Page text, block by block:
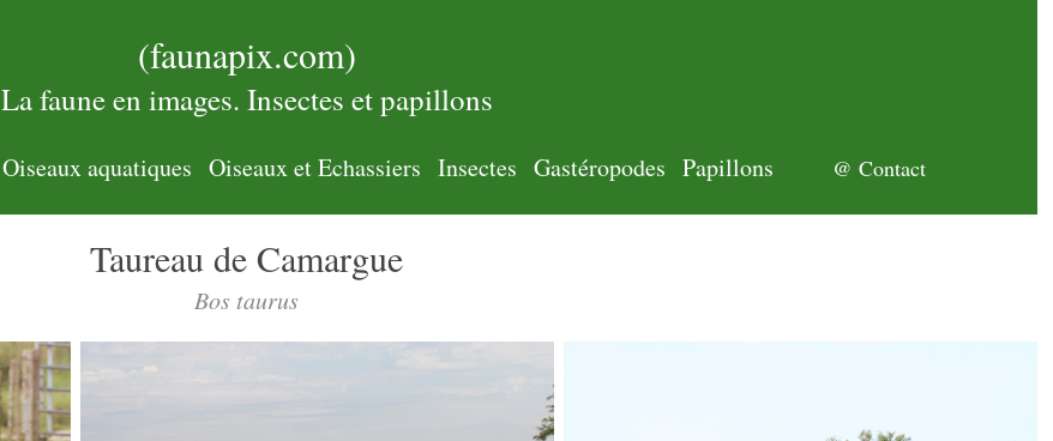
(faunapix.com)
La faune en images. Insectes et papillons
Oiseaux aquatiques Oiseaux et Echassiers Insectes Gastéropodes Papillons @ Contact
Taureau de Camargue
Bos taurus